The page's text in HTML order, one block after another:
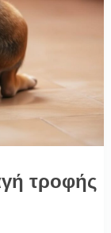
τροφής